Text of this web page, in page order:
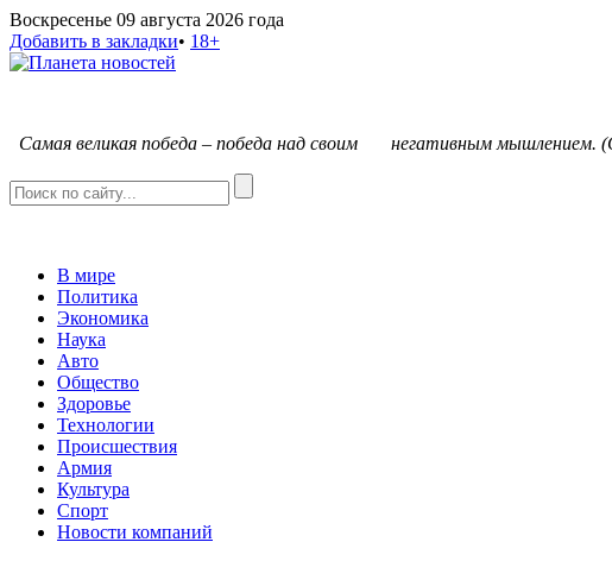
Воскресенье 09 августа 2026 года
Добавить в закладки• 18+
Самая великая победа – победа над своим негативным мышлением.
В мире
Политика
Экономика
Наука
Авто
Общество
Здоровье
Технологии
Происшествия
Армия
Культура
Спорт
Новости компаний